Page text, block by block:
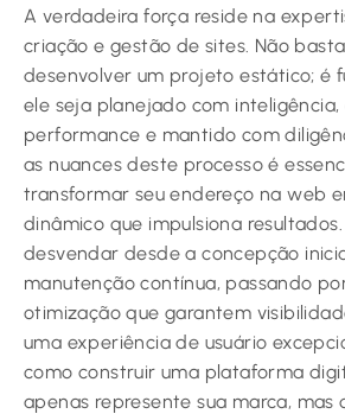
A verdadeira força reside na
criação e gestão de sites. Não
desenvolver um projeto estático; é
ele seja planejado com
performance e mantido com
as nuances deste processo é
transformar seu endereço na web
dinâmico que impulsiona
desvendar desde a concepção
manutenção contínua, passando
otimização que garantem
uma experiência de usuário
como construir uma plataforma
apenas represente sua marca, mas